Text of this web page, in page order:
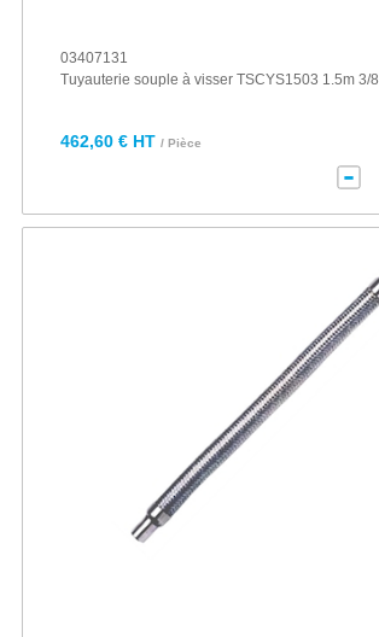
03407131
Tuyauterie souple à visser TSCYS1503 1.5m 3/8
462,60 € HT / Pièce